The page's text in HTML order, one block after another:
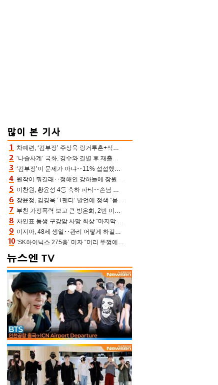
차예련, ‘김부장’ 주상욱 링거투혼+식스팩 비화 “옷 벗는데 아저씨는 안 된다고”(차장금)
‘나솔사계’ 국화, 경수와 결별 후 재출연…첫인상 3표 몰표
‘김부장’이 문제가 아냐‥11% 섭섭했던 ‘재벌X형사2’ 돈·빽 총동원해 컴백 [TV보고서]
원작이 뭐길래‥정해인 강하늘에 장원영까지 참여한 이 영화
이찬원, 황윤성 4등 축하 파티‥손님 모으려 블랙핑크 지수와 친한 척(편스토랑)[어제TV]
장윤정, 김경욱 ‘T팬티’ 발언에 정색 “묻지 않았는데, 그것도 성희롱”(장공장)
부친 가정폭력 보고 큰 방은희, 2번 이혼 후 잠수→母 고독사에 자책(특종세상)[어제TV]
차인표 동생 구강암 사망 회상 “마지막 순간 동생 손 잡아준 신애라, 두고두고 고마워” (신애라이프)
이지아, 48세 생일‥관리 어떻게 하길래 놀라운 동안 미모
‘SK하이닉스 275층’ 미자 “머리 뚜껑에서 사, 주식만 안 해도 돈 버는 것”